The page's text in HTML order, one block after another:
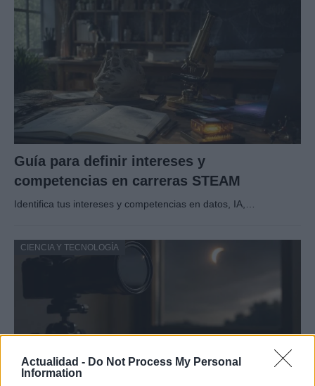
Actualidad - Do Not Process My Personal
Information
Guía para definir intereses y
competencias en carreras STEAM
Identifica tus intereses y competencias en datos, IA,…
CIENCIA Y TECNOLOGÍA